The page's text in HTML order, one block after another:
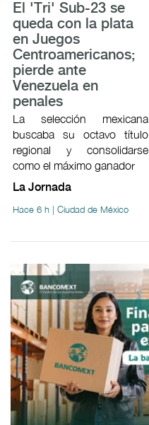
El 'Tri' Sub-23 se
queda con la plata
en Juegos
Centroamericanos;
pierde ante
Venezuela en
penales
La selección mexicana
buscaba su octavo título
regional y consolidarse
como el máximo ganador
La Jornada
Hace 6 h | Ciudad de México